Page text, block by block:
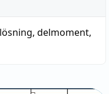
, delmoment,